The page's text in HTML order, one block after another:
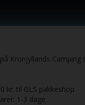
Kronjyllands Camping
til GLS pakkeshop
1-3 dage